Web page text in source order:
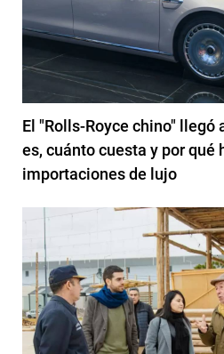
El "Rolls-Royce chino" llegó
es, cuánto cuesta y por qué
importaciones de lujo